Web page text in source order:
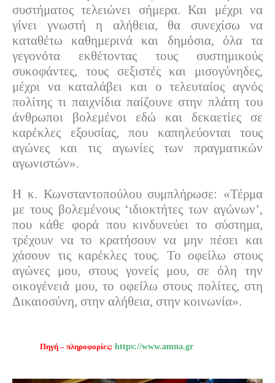
συστήματος τελειώνει σήμερα. Και μέχρι να
γίνει γνωστή η αλήθεια, θα συνεχίσω να
καταθέτω καθημερινά και δημόσια, όλα τα
γεγονότα εκθέτοντας τους συστημικούς
συκοφάντες, τους σεξιστές και μισογύνηδες,
μέχρι να καταλάβει και ο τελευταίος αγνός
πολίτης τι παιχνίδια παίζουνε στην πλάτη του
άνθρωποι βολεμένοι εδώ και δεκαετίες σε
καρέκλες εξουσίας, που καπηλεύονται τους
αγώνες και τις αγωνίες των πραγματικών
αγωνιστών».
Η κ. Κωνσταντοπούλου συμπλήρωσε: «Τέρμα
με τους βολεμένους ‘ιδιοκτήτες των αγώνων’,
που κάθε φορά που κινδυνεύει το σύστημα,
τρέχουν να το κρατήσουν να μην πέσει και
χάσουν τις καρέκλες τους. Το οφείλω στους
αγώνες μου, στους γονείς μου, σε όλη την
οικογένειά μου, το οφείλω στους πολίτες, στη
Δικαιοσύνη, στην αλήθεια, στην κοινωνία».
Πηγή – πληροφορίες: https://www.amna.gr